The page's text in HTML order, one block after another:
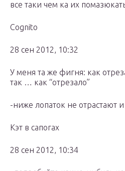
все таки чем ка их
Cognito
28 сен 2012, 10:32
У меня та же фигня: как
так … как “отрезало”
-ниже лопаток не отрастают
Кэт в сапогах
28 сен 2012, 10:34